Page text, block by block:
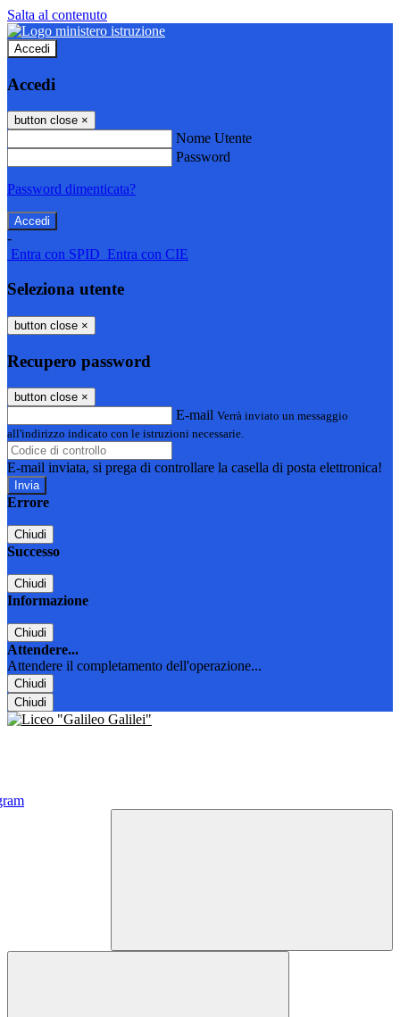
Salta al contenuto
Accedi
Accedi
button close ×
Nome Utente
Password
Password dimenticata?
-
Entra con SPID Entra con CIE
Seleziona utente
button close ×
Recupero password
button close ×
E-mail Verrà inviato un messaggio
all'indirizzo indicato con le istruzioni necessarie.
E-mail inviata, si prega di controllare la casella di posta elettronica!
Errore
Chiudi
Successo
Chiudi
Informazione
Chiudi
Attendere...
Attendere il completamento dell'operazione...
Chiudi
Chiudi